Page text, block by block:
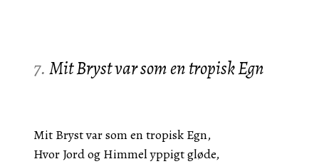
7. Mit Bryst var som en tropisk Egn
Mit Bryst var som en tropisk Egn,
Hvor Jord og Himmel yppigt gløde,